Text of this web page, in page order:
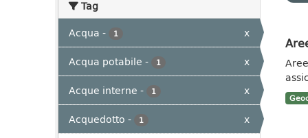
Tag
Acqua - 1
x
Acqua potabile - 1
x
Acque interne - 1
x
Acquedotto - 1
x